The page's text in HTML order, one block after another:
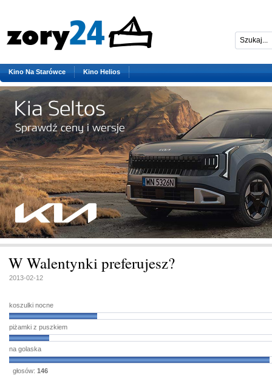
Kino Na Starówce Kino Helios
W Walentynki preferujesz?
2013-02-12
koszulki nocne
piżamki z puszkiem
na golaska
głosów: 146